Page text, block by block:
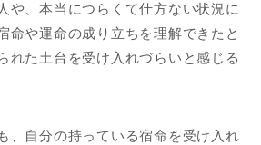
や、本当につらくて仕方ない状況に
命や運命の成り立ちを理解できたと
れた土台を受け入れづらいと感じる
、自分の持っている宿命を受け入れ